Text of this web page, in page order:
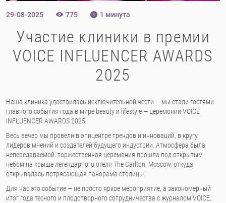
Участие клиники в премии
VOICE INFLUENCER AWARDS
2025
29-08-2025 775 1 минута
Наша клиника удостоилась исключительной чести — мы стали гостями
главного события года в мире beauty и lifestyle — церемонии VOICE
INFLUENCER AWARDS 2025.
Весь вечер мы провели в эпицентре трендов и инноваций, в кругу
лидеров мнений и создателей будущего индустрии. Атмосфера была
непередаваемой: торжественная церемония прошла под открытым
небом на крыше легендарного отеля The Carlton, Moscow, откуда
открывалась потрясающая панорама столицы.
Для нас это событие — не просто яркое мероприятие, а закономерный
итог года тесного и плодотворного сотрудничества с журналом VOICE.